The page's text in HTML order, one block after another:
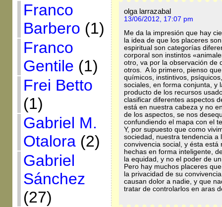
Franco
Barbero (1)
Franco
Gentile (1)
Frei Betto
(1)
Gabriel M.
Otalora(2)
Gabriel
Sánchez
(27)
olga larrazabal
13/06/2012, 17:07 pm
Me da la impresión que hay
la idea de que los placeres
espiritual son categorías
corporal son instintos
otro, va por la observación de
otros. A lo primero, pienso
químicos, instintivos,
sociales, en forma conjunta, y
producto de los recursos
clasificar diferentes aspectos
está en nuestra cabeza y no
de los aspectos, se nos
confundiendo el mapa con el
Y, por supuesto que como
sociedad, nuestra tendencia a
convivencia social, y ésta
hechas en forma inteligente,
la equidad, y no el poder de
Pero hay muchos placeres
la privacidad de su
causan dolor a nadie, y que
tratar de controlarlos en aras